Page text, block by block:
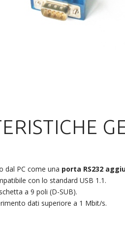
dal PC come una porta RS232
con lo standard USB 1.1.
a 9 poli (D-SUB).
dati superiore a 1 Mbit/s.